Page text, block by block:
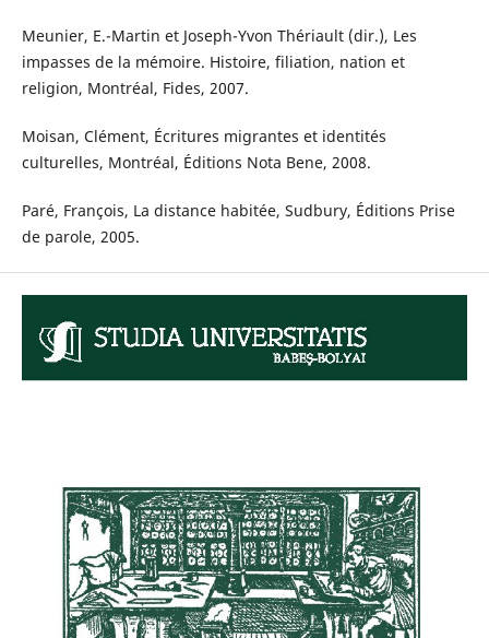
Meunier, E.-Martin et Joseph-Yvon Thériault (dir.), Les
impasses de la mémoire. Histoire, filiation, nation et
religion, Montréal, Fides, 2007.
Moisan, Clément, Écritures migrantes et identités
culturelles, Montréal, Éditions Nota Bene, 2008.
Paré, François, La distance habitée, Sudbury, Éditions Prise
de parole, 2005.